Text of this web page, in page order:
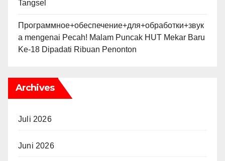
Tangsel
Программное+обеспечение+для+обработки+звук
а mengenai Pecah! Malam Puncak HUT Mekar Baru
Ke-18 Dipadati Ribuan Penonton
Archives
Juli 2026
Juni 2026